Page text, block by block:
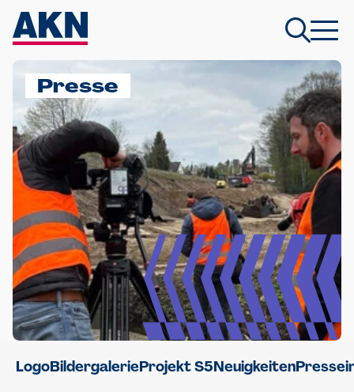
Presse
LogoBildergalerieProjekt S5Neuigkeiten